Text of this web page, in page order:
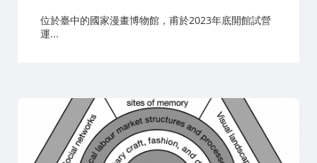
位於臺中的國家漫畫博物館，甫於2023年底開館試營
運...